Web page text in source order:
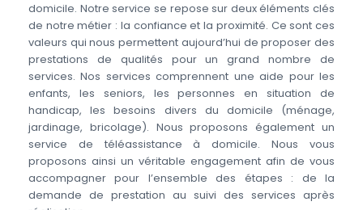
domicile. Notre service se repose sur deux éléments clés
de notre métier : la confiance et la proximité. Ce sont ces
valeurs qui nous permettent aujourd’hui de proposer des
prestations de qualités pour un grand nombre de
services. Nos services comprennent une aide pour les
enfants, les seniors, les personnes en situation de
handicap, les besoins divers du domicile (ménage,
jardinage, bricolage). Nous proposons également un
service de téléassistance à domicile. Nous vous
proposons ainsi un véritable engagement afin de vous
accompagner pour l’ensemble des étapes : de la
demande de prestation au suivi des services après